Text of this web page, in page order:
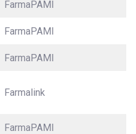
FarmaPAMI
FarmaPAMI
FarmaPAMI
Farmalink
FarmaPAMI